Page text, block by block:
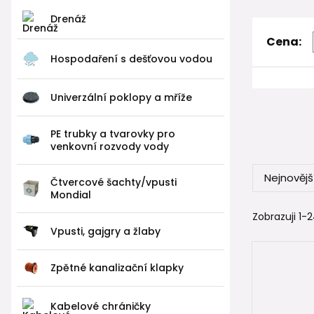
Drenáž
Hospodaření s dešťovou vodou
Univerzální poklopy a mříže
PE trubky a tvarovky pro
venkovní rozvody vody
Čtvercové šachty/vpusti
Mondial
Vpusti, gajgry a žlaby
Zpětné kanalizační klapky
Kabelové chráničky
Pokud
✔
✔ vysoká
✔
✔ snadné
Betonové
Cena:
Zobrazuji 1-